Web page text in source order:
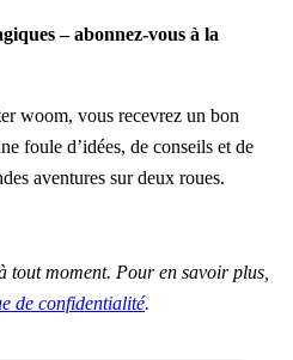
– abonnez-vous à la
woom, vous recevrez un bon
foule d’idées, de conseils et de
aventures sur deux roues.
tout moment. Pour en savoir plus,
de confidentialité.